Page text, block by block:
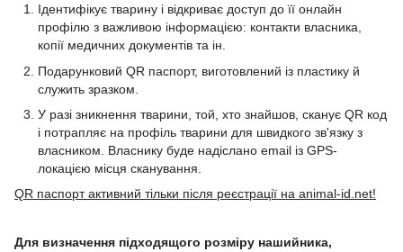
Ідентифікує тварину і відкриває доступ до її онлайн
профілю з важливою інформацією: контакти власника,
копії медичних документів та ін.
Подарунковий QR паспорт, виготовлений із пластику й
служить зразком.
У разі зникнення тварини, той, хто знайшов, сканує QR код
і потрапляє на профіль тварини для швидкого зв'язку з
власником. Власнику буде надіслано email із GPS-
локацією місця сканування.
QR паспорт активний тільки після реєстрації на animal-id.net!
Для визначення підходящого розміру нашийника,